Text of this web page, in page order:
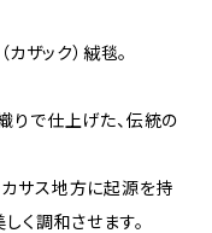
ザック）絨毯。
りで仕上げた、伝統の
サス地方に起源を持
く調和させます。